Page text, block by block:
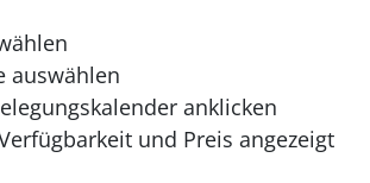
auswählen
anklicken
und Preis angezeigt